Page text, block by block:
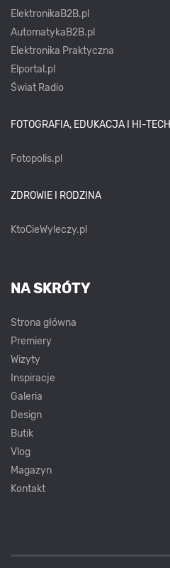
ElektronikaB2B.pl
AutomatykaB2B.pl
Elektronika Praktyczna
Elportal.pl
Świat Radio
FOTOGRAFIA, EDUKACJA I HI-TECH
Fotopolis.pl
ZDROWIE I RODZINA
KtoCieWyleczy.pl
NA SKRÓTY
Strona główna
Premiery
Wizyty
Inspiracje
Galeria
Design
Butik
Vlog
Magazyn
Kontakt